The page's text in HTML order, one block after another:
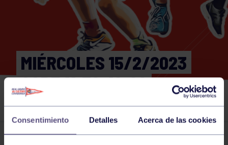
Consentimiento Detalles Acerca de las cookies
MIÉRCOLES 15/2/2023
CORE 11:30-12:00
GIMNASIO